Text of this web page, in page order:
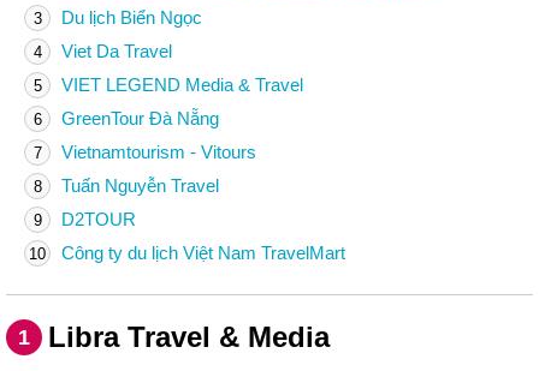
3 Du lịch Biển Ngọc
4 Viet Da Travel
5 VIET LEGEND Media & Travel
6 GreenTour Đà Nẵng
7 Vietnamtourism - Vitours
8 Tuấn Nguyễn Travel
9 D2TOUR
10 Công ty du lịch Việt Nam TravelMart
1 Libra Travel & Media